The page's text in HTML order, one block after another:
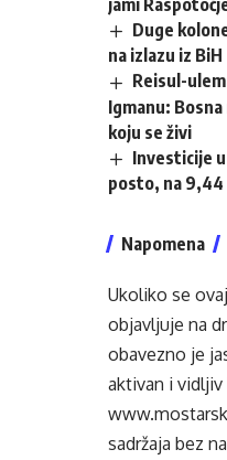
jami
Duge
na izlazu iz BiH
Reisul-
Igmanu:
koju se živi
Investicije
posto, na
Napomena
Ukoliko se
objavljuje na
obavezno je
aktivan i
sadržaja bez